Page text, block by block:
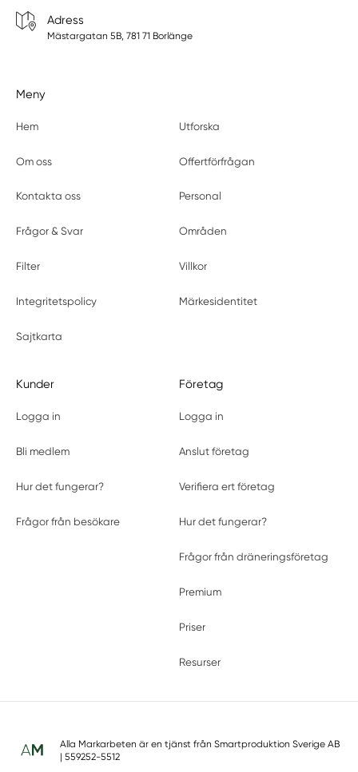
Adress
Mästargatan 5B, 781 71 Borlänge
Meny
Hem Utforska
Om oss Offertförfrågan
Kontakta oss Personal
Frågor & Svar Områden
Filter Villkor
Integritetspolicy Märkesidentitet
Sajtkarta
Kunder
Logga in
Bli medlem
Hur det fungerar?
Frågor från besökare
Företag
Logga in
Anslut företag
Verifiera ert företag
Hur det fungerar?
Frågor från dräneringsföretag
Premium
Priser
Resurser
Alla Markarbeten är en tjänst från Smartproduktion Sverige AB
| 559252-5512